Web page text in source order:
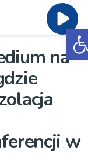
na
w